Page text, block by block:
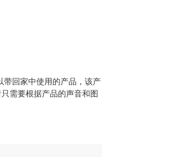
带回家中使用的产品，该产
需要根据产品的声音和图